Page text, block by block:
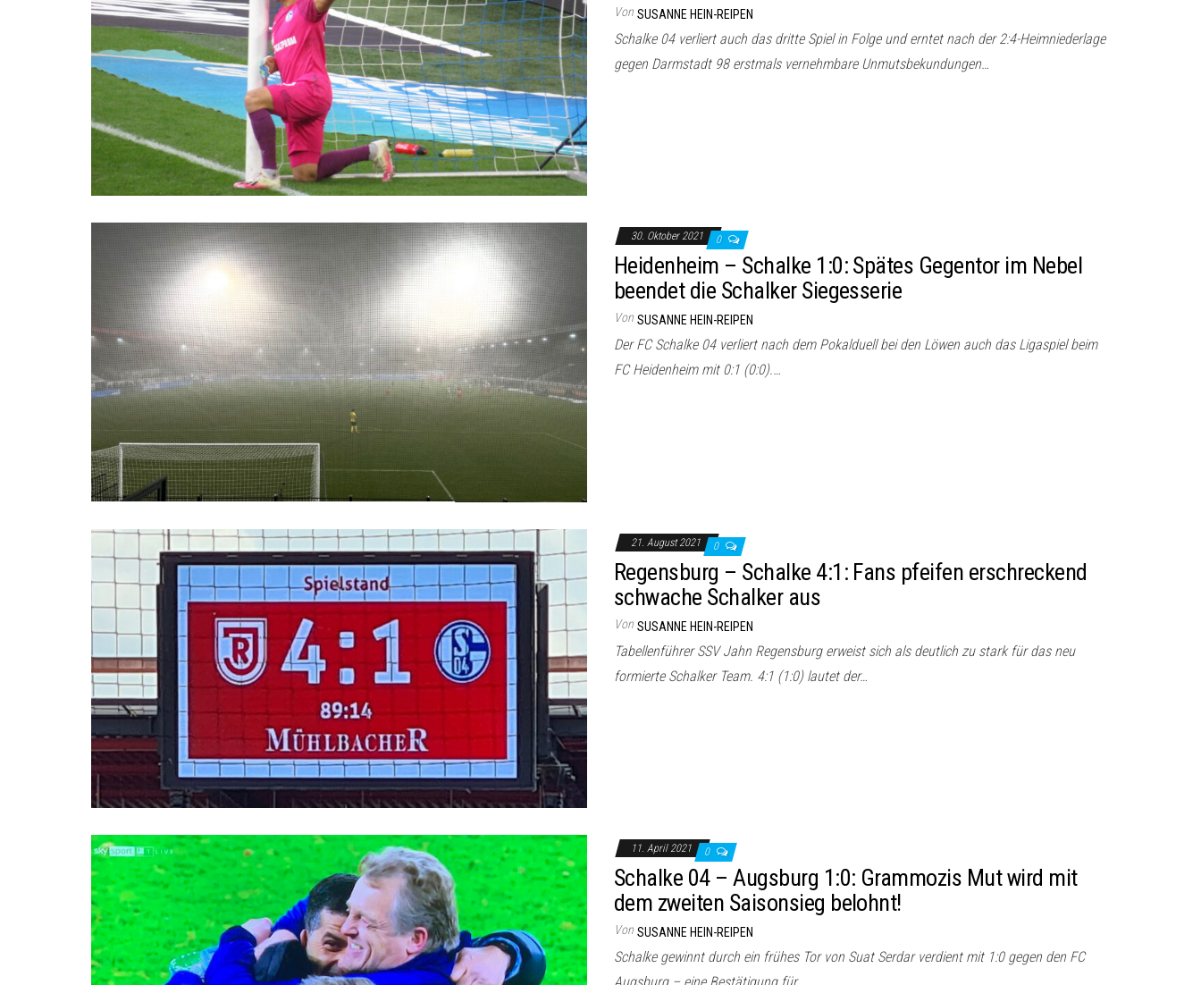
Von SUSANNE HEIN-REIPEN
Schalke 04 verliert auch das dritte Spiel in Folge und erntet nach der 2:4-Heimniederlage
gegen Darmstadt 98 erstmals vernehmbare Unmutsbekundungen…
30. Oktober 2021 0
Heidenheim – Schalke 1:0: Spätes Gegentor im Nebel
beendet die Schalker Siegesserie
Von SUSANNE HEIN-REIPEN
Der FC Schalke 04 verliert nach dem Pokalduell bei den Löwen auch das Ligaspiel beim
FC Heidenheim mit 0:1 (0:0).…
21. August 2021 0
Regensburg – Schalke 4:1: Fans pfeifen erschreckend
schwache Schalker aus
Von SUSANNE HEIN-REIPEN
Tabellenführer SSV Jahn Regensburg erweist sich als deutlich zu stark für das neu
formierte Schalker Team. 4:1 (1:0) lautet der…
11. April 2021 0
Schalke 04 – Augsburg 1:0: Grammozis Mut wird mit
dem zweiten Saisonsieg belohnt!
Von SUSANNE HEIN-REIPEN
Schalke gewinnt durch ein frühes Tor von Suat Serdar verdient mit 1:0 gegen den FC
Augsburg – eine Bestätigung für…